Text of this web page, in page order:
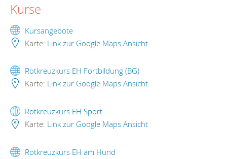
Kurse
Kursangebote
Karte: Link zur Google Maps Ansicht
Rotkreuzkurs EH Fortbildung (BG)
Karte: Link zur Google Maps Ansicht
Rotkreuzkurs EH Sport
Karte: Link zur Google Maps Ansicht
Rotkreuzkurs EH am Hund